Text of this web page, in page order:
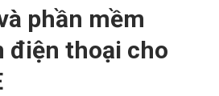
phần mềm
điện thoại cho